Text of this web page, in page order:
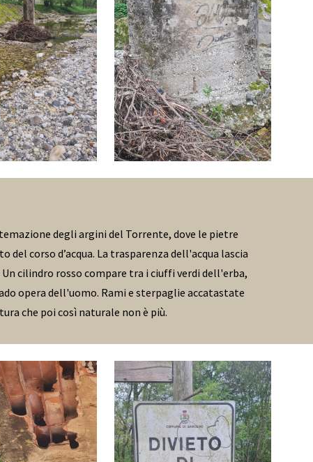
degli argini del Torrente, dove le pietre
corso d’acqua. La trasparenza dell'acqua lascia
cilindro rosso compare tra i ciuffi verdi dell'erba,
opera dell'uomo. Rami e sterpaglie accatastate
che poi così naturale non è più.